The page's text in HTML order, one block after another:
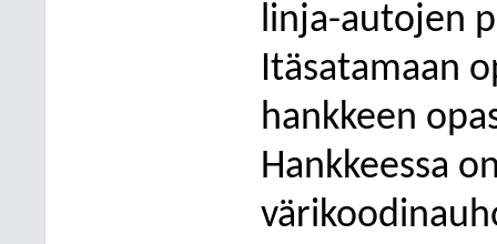
linja-autojen
Itäsatamaan
hankkeen
Hankkeessa